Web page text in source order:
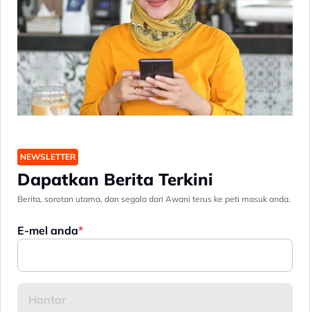
NEWSLETTER
Dapatkan Berita Terkini
Berita, sorotan utama, dan segala dari Awani terus ke peti masuk anda.
E-mel anda